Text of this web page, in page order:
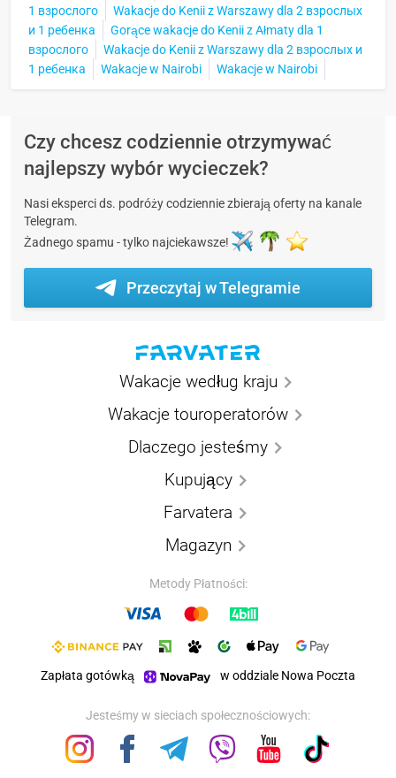
1 взрослого
Wakacje do Kenii z Warszawy dla 2 взрослых
и 1 ребенка
Gorące wakacje do Kenii z Ałmaty dla 1
взрослого
Wakacje do Kenii z Warszawy dla 2 взрослых и
1 ребенка
Wakacje w Nairobi Wakacje w Nairobi
Czy chcesz codziennie otrzymywać
najlepszy wybór wycieczek?
Nasi eksperci ds. podróży codziennie zbierają oferty na kanale
Telegram.
Żadnego spamu - tylko najciekawsze!
Przeczytaj w Telegramie
Wakacje według kraju
Wakacje touroperatorów
Dlaczego jesteśmy
Kupujący
Farvatera
Magazyn
Metody Płatności:
Zapłata gotówką w oddziale Nowa Poczta
Jesteśmy w sieciach społecznościowych: